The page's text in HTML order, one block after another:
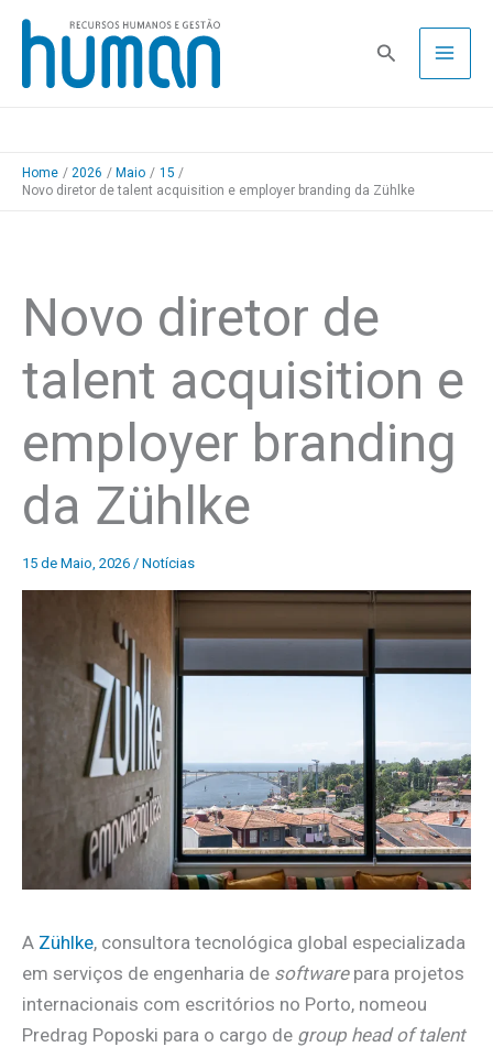
Skip
content
Pesquisa
Home 2026 Maio
15
Novo diretor de talent acquisition e employer branding da Zühlke
Novo diretor de
talent acquisition e
employer branding
da Zühlke
15 de Maio, 2026 / Notícias
A Zühlke, consultora tecnológica global especializada
em serviços de engenharia de softwarepara projetos
internacionais com escritórios no Porto, nomeou
Predrag Poposki para o cargo de group head of talent